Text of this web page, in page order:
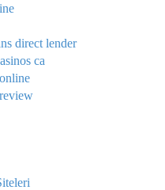
direct lender
ca